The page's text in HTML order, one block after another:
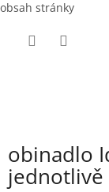
obsah stránky
obinadlo
jednotlivě